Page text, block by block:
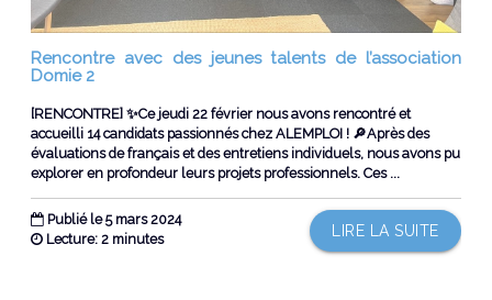
Rencontre avec des jeunes talents de l’association
Domie 2
[RENCONTRE] ✨Ce jeudi 22 février nous avons rencontré et
accueilli 14 candidats passionnés chez ALEMPLOI ! 🔎Après des
évaluations de français et des entretiens individuels, nous avons pu
explorer en profondeur leurs projets professionnels. Ces ...
Publié le 5 mars 2024
LIRE LA SUITE
Lecture: 2 minutes